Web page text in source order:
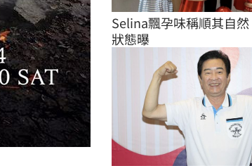
Selina飄孕味稱順其自
狀態曝